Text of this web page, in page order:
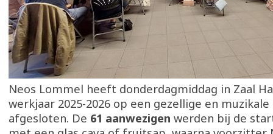
Neos Lommel heeft donderdagmiddag in Zaal
werkjaar 2025-2026 op een gezellige en
afgesloten. De 61 aanwezigen werden bij de